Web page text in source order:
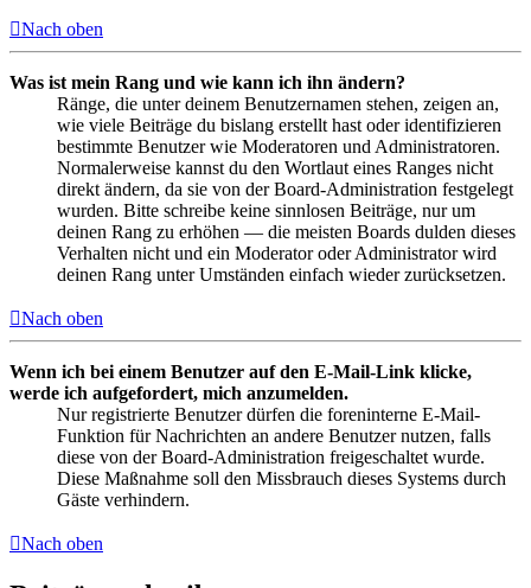
Nach oben
Was ist mein Rang und wie kann ich ihn ändern?
Ränge, die unter deinem Benutzernamen stehen, zeigen an,
wie viele Beiträge du bislang erstellt hast oder identifizieren
bestimmte Benutzer wie Moderatoren und Administratoren.
Normalerweise kannst du den Wortlaut eines Ranges nicht
direkt ändern, da sie von der Board-Administration festgelegt
wurden. Bitte schreibe keine sinnlosen Beiträge, nur um
deinen Rang zu erhöhen — die meisten Boards dulden dieses
Verhalten nicht und ein Moderator oder Administrator wird
deinen Rang unter Umständen einfach wieder zurücksetzen.
Nach oben
Wenn ich bei einem Benutzer auf den E-Mail-Link klicke,
werde ich aufgefordert, mich anzumelden.
Nur registrierte Benutzer dürfen die foreninterne E-Mail-
Funktion für Nachrichten an andere Benutzer nutzen, falls
diese von der Board-Administration freigeschaltet wurde.
Diese Maßnahme soll den Missbrauch dieses Systems durch
Gäste verhindern.
Nach oben